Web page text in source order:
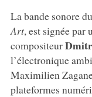
La bande sonore
Art, est signée par
compositeur
l’électronique
Maximilien
plateformes